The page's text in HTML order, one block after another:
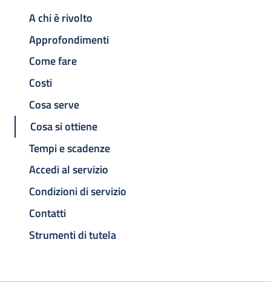
A chi è rivolto
Approfondimenti
Come fare
Costi
Cosa serve
Cosa si ottiene
Tempi e scadenze
Accedi al servizio
Condizioni di servizio
Contatti
Strumenti di tutela